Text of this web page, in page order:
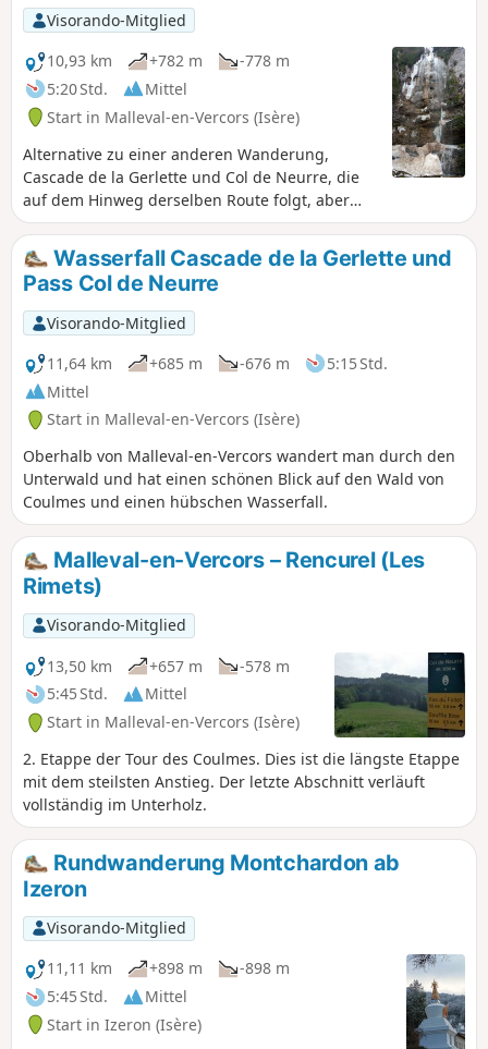
Visorando-Mitglied
10,93 km
+782 m
-778 m
5:20 Std.
Mittel
Start in Malleval-en-Vercors (Isère)
Alternative zu einer anderen Wanderung,
Cascade de la Gerlette und Col de Neurre, die
auf dem Hinweg derselben Route folgt, aber
einen anderen Rückweg nimmt, wodurch man
weniger auf der Straße unterwegs ist.
Wasserfall Cascade de la Gerlette und
Pass Col de Neurre
Visorando-Mitglied
11,64 km
+685 m -676 m
5:15 Std.
Mittel
Start in Malleval-en-Vercors (Isère)
Oberhalb von Malleval-en-Vercors wandert man durch den
Unterwald und hat einen schönen Blick auf den Wald von
Coulmes und einen hübschen Wasserfall.
Malleval-en-Vercors – Rencurel (Les
Rimets)
Visorando-Mitglied
13,50 km
+657 m
-578 m
5:45 Std.
Mittel
Start in Malleval-en-Vercors (Isère)
2. Etappe der Tour des Coulmes. Dies ist die längste Etappe
mit dem steilsten Anstieg. Der letzte Abschnitt verläuft
vollständig im Unterholz.
Rundwanderung Montchardon ab
Izeron
Visorando-Mitglied
11,11 km
+898 m
-898 m
5:45 Std.
Mittel
Start in Izeron (Isère)